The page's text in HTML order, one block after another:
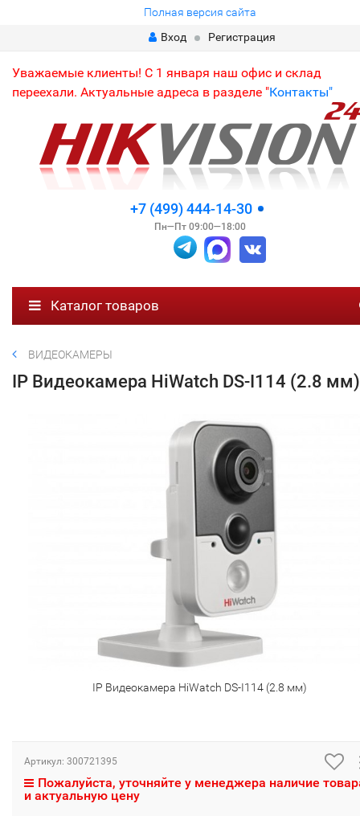
Полная версия сайта
Вход
Регистрация
Уважаемые клиенты! С 1 января наш офис и склад
переехали. Актуальные адреса в разделе "Контакты"
+7 (499) 444-14-30
Пн—Пт 09:00—18:00
Каталог товаров
ВИДЕОКАМЕРЫ
IP Видеокамера HiWatch DS-I114 (2.8 мм)
IP Видеокамера HiWatch DS-I114 (2.8 мм)
Артикул: 300721395
Пожалуйста, уточняйте у менеджера наличие
и актуальную цену